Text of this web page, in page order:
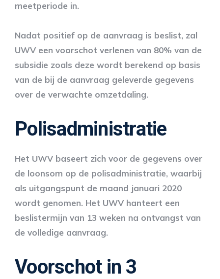
meetperiode in.
Nadat positief op de aanvraag is beslist, zal
UWV een voorschot verlenen van 80% van de
subsidie zoals deze wordt berekend op basis
van de bij de aanvraag geleverde gegevens
over de verwachte omzetdaling.
Polisadministratie
Het UWV baseert zich voor de gegevens over
de loonsom op de polisadministratie, waarbij
als uitgangspunt de maand januari 2020
wordt genomen. Het UWV hanteert een
beslistermijn van 13 weken na ontvangst van
de volledige aanvraag.
Voorschot in 3